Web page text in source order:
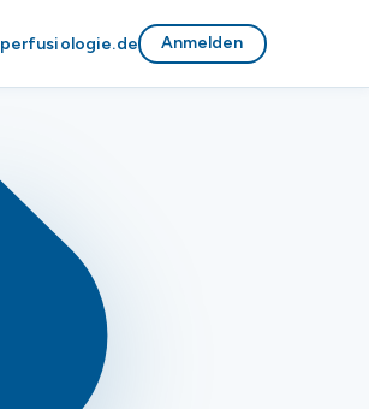
perfusiologie.de Anmelden